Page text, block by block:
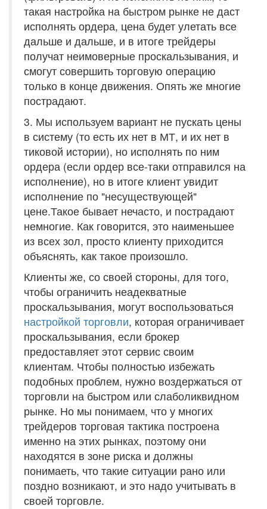
такая настройка на быстром рынке не даст
исполнять ордера, цена будет улетать все
дальше и дальше, и в итоге трейдеры
получат неимоверные проскальзывания, и
смогут совершить торговую операцию
только в конце движения. Опять же многие
пострадают.
3. Мы используем вариант не пускать цены
в систему (то есть их нет в МТ, и их нет в
тиковой истории), но исполнять по ним
ордера (если ордер все-таки отправился на
исполнение), но в итоге клиент увидит
исполнение по "несуществующей"
цене.Такое бывает нечасто, и пострадают
немногие. Как говорится, это наименьшее
из всех зол, просто клиенту приходится
объяснять, как такое произошло.
Клиенты же, со своей стороны, для того,
чтобы ограничить неадекватные
проскальзывания, могут воспользоваться
настройкой торговли, которая ограничивает
проскальзывания, если брокер
предоставляет этот сервис своим
клиентам. Чтобы полностью избежать
подобных проблем, нужно воздержаться от
торговли на быстром или слаболиквидном
рынке. Но мы понимаем, что у многих
трейдеров торговая тактика построена
именно на этих рынках, поэтому они
находятся в зоне риска и должны
понимаеть, что такие ситуации рано или
поздно возникают, и это надо учитывать в
своей торговле.